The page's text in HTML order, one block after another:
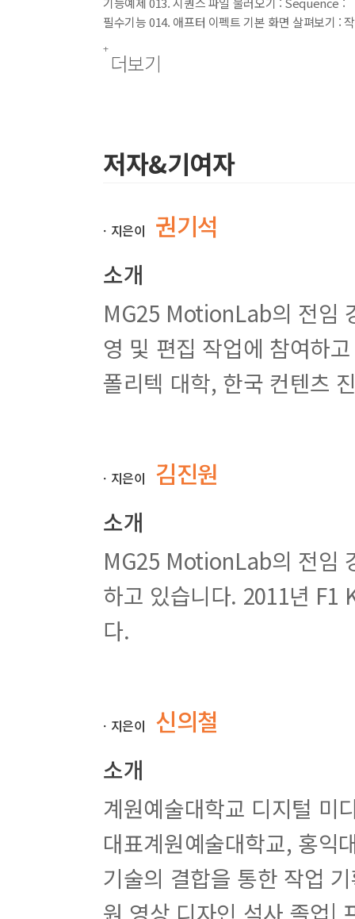
필수기능 014. 애프터 이펙트 기본 화면 살펴보기 :
필수기능 016. Project 패널 살펴보기 : Project 패
기능예제 021. 인터페이스 저장하기 : Workspace :
활용예제 022. 손 글씨 느낌의 스톱모션 연출하기
필수기능 023. File 메뉴 살펴보기 : File :
기능예제 024. 프로젝트 소스 모으기 : Collect :
기능예제 025. 포토샵과 연동하기 : Reload
필수기능 026. Edit 메뉴 살펴보기 : Edit :
기능예제 027. 영상 편집하기 : Duplicate/Split
기능예제 028. 레이어 기능 알아보기 : Text/
기능예제 032. 영상 파일로 저장하기 : Targa
기능예제 033. 컴포지션에 컴포지션 포함하기 :
활용예제 035. 실제 사진 활용하여 공간감 연출하기
활용예제 036. Duik Script 활용하여 캐릭터
실력 알아보기. 라인이 생기는 애니메이션을 만들고
넷째마당. 레이어와 이펙트 익히기
필수기능 040. 블렌딩 모드 알아보기 : Blending
기능예제 041. 영상 중첩 효과 만들기 : Blending
필수기능 043. 트랙 매트 알아보기 : Track Matte :
필수기능 044. 레이어 스타일 알아보기 : Layer
필수기능 045. Effects 메뉴 살펴보기 : Effects :
기능예제 046. 이퀄라이저 그래픽 적용하기 :
필수기능 047. 키프레임 살펴보기 : Keyframe :
기능예제 048. Depth of Field 적용하기 : 3D
기능예제 049. 입체 전광판 효과 적용하기 : CC Ball
더보기
저자&기여자
ㆍ지은이 권기석
소개
MG25 MotionLab의 전임
영 및 편집 작업에 참여하
폴리텍 대학, 한국 컨텐츠
ㆍ지은이 김진원
소개
MG25 MotionLab의 전임
하고 있습니다. 2011년 F1
다.
ㆍ지은이 신의철
소개
계원예술대학교 디지털 미
대표계원예술대학교, 홍익
기술의 결합을 통한 작업
원 영상 디자인 석사 졸업|